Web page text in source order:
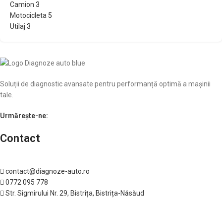
Camion 3
Motocicleta 5
Utilaj 3
Soluții de diagnostic avansate pentru performanță optimă a mașinii
tale.
Urmărește-ne:
Contact
contact@diagnoze-auto.ro
0772 095 778
Str. Sigmirului Nr. 29, Bistrița, Bistrița-Năsăud